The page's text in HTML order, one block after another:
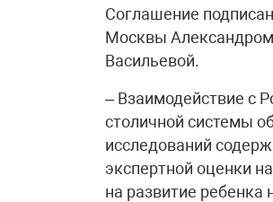
Соглашение
Москвы
Васильевой.
– Взаимодействие с
столичной системы
исследований
экспертной оценки
на развитие ребенка